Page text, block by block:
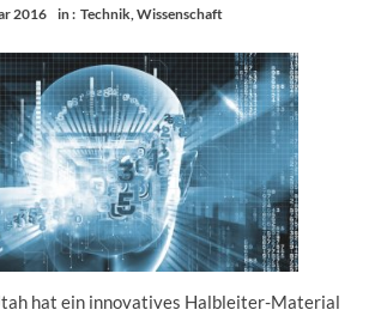
2016 in : Technik Wissenschaft
hat ein innovatives Halbleiter-Material